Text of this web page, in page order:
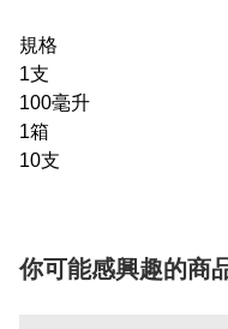
規格
1支
100毫升
1箱
10支
你可能感興趣的商